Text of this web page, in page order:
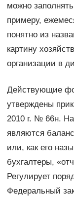
можно
примеру,
понятно из
картину
организации в
Действующие
утверждены
2010 г. № 66н.
являются
или, как его
бухгалтеры,
Регулирует
Федеральный